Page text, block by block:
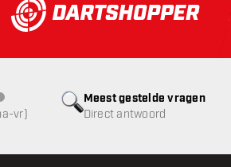
besteld,vandaag verstuurd*
Meest gestelde vragen
Direct antwoord
niet beschikbaar
vr)